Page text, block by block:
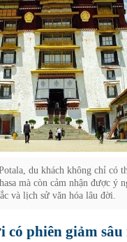
du khách không chỉ có
mà còn cảm nhận được ý
và lịch sử văn hóa lâu đời.
có phiên giảm